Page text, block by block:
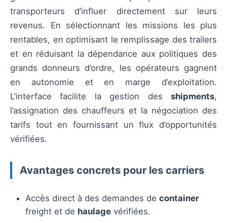
transporteurs d’influer directement sur leurs
revenus. En sélectionnant les missions les plus
rentables, en optimisant le remplissage des trailers
et en réduisant la dépendance aux politiques des
grands donneurs d’ordre, les opérateurs gagnent
en autonomie et en marge d’exploitation.
L’interface facilite la gestion des shipments,
l’assignation des chauffeurs et la négociation des
tarifs tout en fournissant un flux d’opportunités
vérifiées.
Avantages concrets pour les carriers
Accès direct à des demandes de container
freight et de haulage vérifiées.